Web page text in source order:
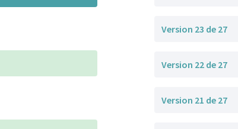
Version 23 de 27
Version 22 de 27
Version 21 de 27